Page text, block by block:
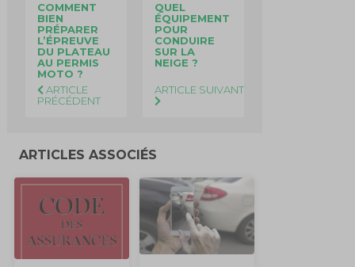
COMMENT
BIEN
PRÉPARER
L’ÉPREUVE
DU PLATEAU
AU PERMIS
MOTO ?
ARTICLE
PRÉCÉDENT
QUEL
ÉQUIPEMENT
POUR
CONDUIRE
SUR LA
NEIGE ?
ARTICLE SUIVANT
ARTICLES ASSOCIÉS